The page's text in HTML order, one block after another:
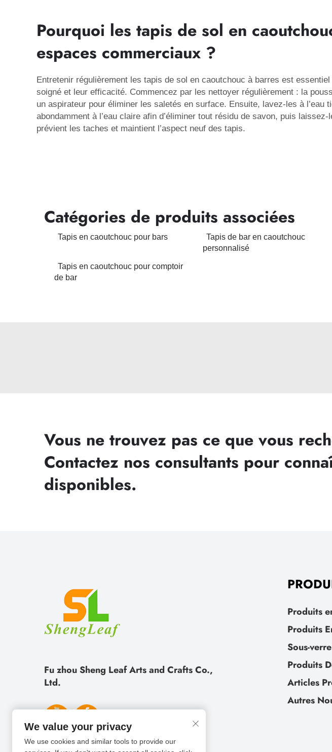
Pourquoi les tapis de sol en
espaces commerciaux ?
Entretenir régulièrement les tapis de sol en caoutchouc à barres est
soigné et leur efficacité. Commencez par les nettoyer régulièrement : la
un aspirateur pour éliminer les saletés en surface. Ensuite, lavez-les à l’eau
abondamment à l’eau claire afin d’éliminer tout résidu de savon, puis
prévient les taches et maintient l’aspect neuf des tapis.
Catégories de produits associées
Tapis en caoutchouc pour bars
Tapis de bar en caoutchouc
personnalisé
Tapis en caoutchouc pour comptoir
de bar
Vous ne trouvez pas ce que vous
Contactez nos consultants pour
disponibles.
Fu zhou Sheng Leaf Arts and Crafts Co.,
Ltd.
Produits
Produits
Sous-verre
Produits
Articles
Autres
We value your privacy
We use cookies and similar tools to provide our